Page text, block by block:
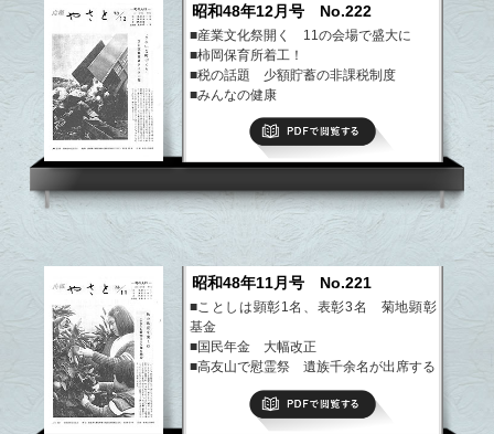
昭和48年12月号 No.222
■産業文化祭開く 11の会場で盛大に
■柿岡保育所着工！
■税の話題 少額貯蓄の非課税制度
■みんなの健康
■ミカン狩の思い出
PDFで閲覧する
昭和48年11月号 No.221
■ことしは顕彰1名、表彰3名 菊地顕彰
基金
■国民年金 大幅改正
■高友山で慰霊祭 遺族千余名が出席する
■税の話題 青色申告のすすめ
■話のひろば